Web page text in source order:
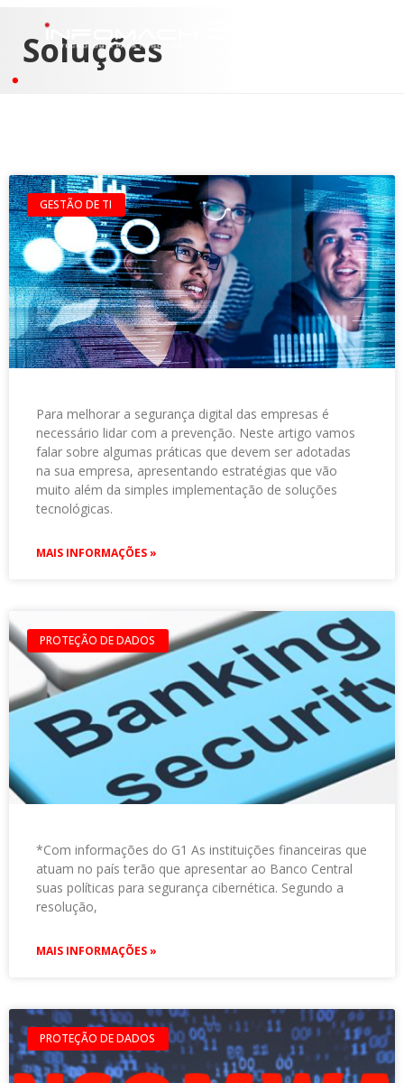
Soluções
GESTÃO DE TI
Para melhorar a segurança digital das empresas é
necessário lidar com a prevenção. Neste artigo vamos
falar sobre algumas práticas que devem ser adotadas
na sua empresa, apresentando estratégias que vão
muito além da simples implementação de soluções
tecnológicas.
MAIS INFORMAÇÕES »
PROTEÇÃO DE DADOS
*Com informações do G1 As instituições financeiras que
atuam no país terão que apresentar ao Banco Central
suas políticas para segurança cibernética. Segundo a
resolução,
MAIS INFORMAÇÕES »
PROTEÇÃO DE DADOS